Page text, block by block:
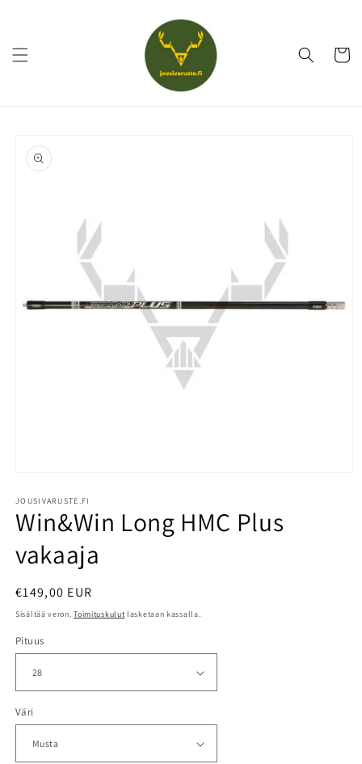
tuotetietoihin
1
modaalisessa
ikkunassa
JOUSIVARUSTE.FI
Win&Win Long HMC Plus
vakaaja
Normaalihinta
€149,00 EUR
Sisältää veron.Toimituskulut lasketaan kassalla.
Pituus
Väri